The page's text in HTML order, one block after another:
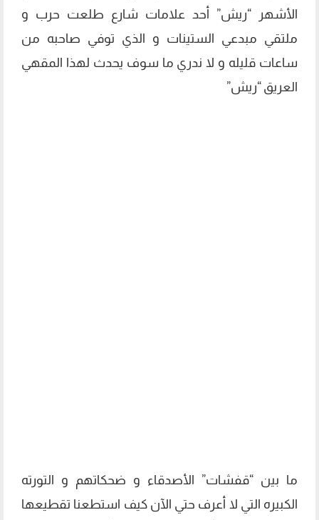
الأشهر “ريش” أحد علامات شارع طلعت حرب و
ملتقي مبدعي الستينات و الذي توفي صاحبه من
ساعات قليله و لا ندري ما سوف يحدث لهذا المقهي
العريق “ريش”
ما بين “قفشات” الأصدقاء و ضحكاتهم و التورته
الكبيره التي لا أعرف حتي الآن كيف استطعنا تقطيعها